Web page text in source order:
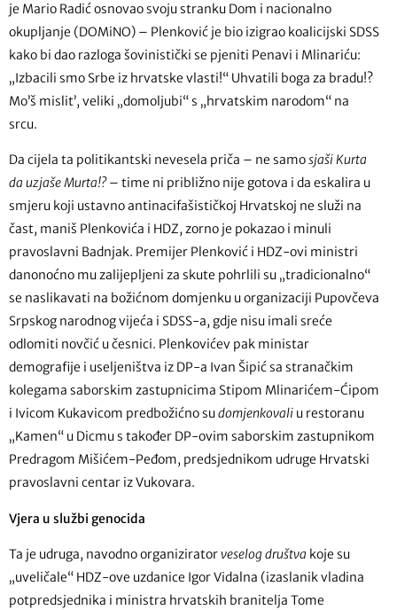
je Mario Radić osnovao svoju stranku Dom i nacionalno
okupljanje (DOMiNO) – Plenković je bio izigrao koalicijski SDSS
kako bi dao razloga šovinistički se pjeniti Penavi i Mlinariću:
„Izbacili smo Srbe iz hrvatske vlasti!“ Uhvatili boga za bradu!?
Mo’š mislit’, veliki „domoljubi“ s „hrvatskim narodom“ na
srcu.
Da cijela ta politikantski nevesela priča – ne samosjaši Kurta
da uzjaše Murta!?– time ni približno nije gotova i da eskalira u
smjeru koji ustavno antinacifašističkoj Hrvatskoj ne služi na
čast, maniš Plenkovića i HDZ, zorno je pokazao i minuli
pravoslavni Badnjak. Premijer Plenković i HDZ-ovi ministri
danonoćno mu zalijepljeni za skute pohrlili su „tradicionalno“
se naslikavati na božićnom domjenku u organizaciji Pupovčeva
Srpskog narodnog vijeća i SDSS-a, gdje nisu imali sreće
odlomiti novčić u česnici. Plenkovićev pak ministar
demografije i useljeništva iz DP-a Ivan Šipić sa stranačkim
kolegama saborskim zastupnicima Stipom Mlinarićem-Ćipom
i Ivicom Kukavicom predbožićno sudomjenkovali u restoranu
„Kamen“ u Dicmu s također DP-ovim saborskim zastupnikom
Predragom Mišićem-Peđom, predsjednikom udruge Hrvatski
pravoslavni centar iz Vukovara.
Vjera u službi genocida
Ta je udruga, navodno organiziratorveselog društva koje su
„uveličale“ HDZ-ove uzdanice Igor Vidalna (izaslanik vladina
potpredsjednika i ministra hrvatskih branitelja Tome